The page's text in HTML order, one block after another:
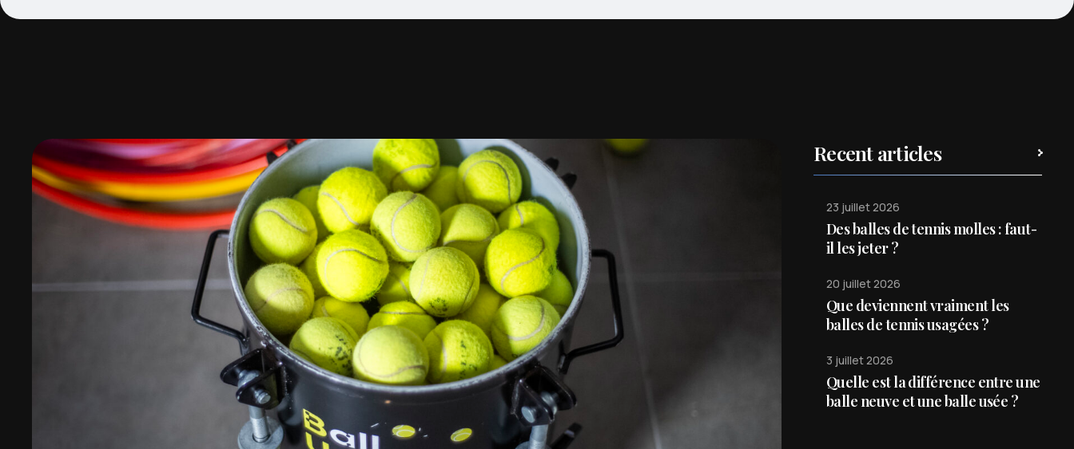
Recent articles
Des balles de tennis molles : faut-
il les jeter ?
23 juillet 2026
Que deviennent vraiment les
balles de tennis usagées ?
20 juillet 2026
Quelle est la différence entre une
balle neuve et une balle usée ?
3 juillet 2026